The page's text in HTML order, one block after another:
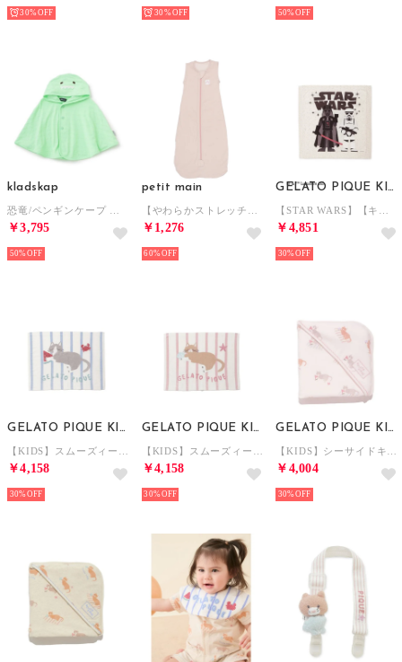
30% 30% 50%
kladskap
￥3,795
50%
petit main
￥1,276
60%
GELATO PIQUE KIDS & BABY
￥4,851
30%
GELATO PIQUE KIDS & BABY
￥4,158
30%
GELATO PIQUE KIDS & BABY
￥4,158
30%
GELATO PIQUE KIDS & BABY
￥4,004
30%